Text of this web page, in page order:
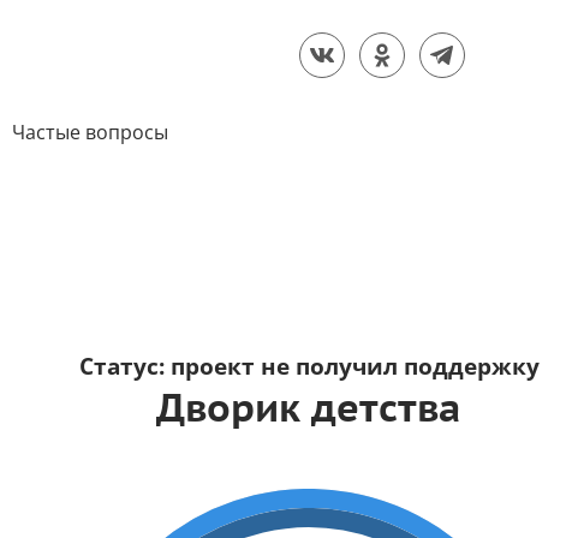
Частые вопросы
Статус: проект не получил поддержку
Дворик детства